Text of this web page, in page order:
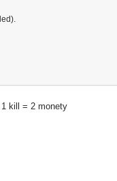
1 kill = 2 monety